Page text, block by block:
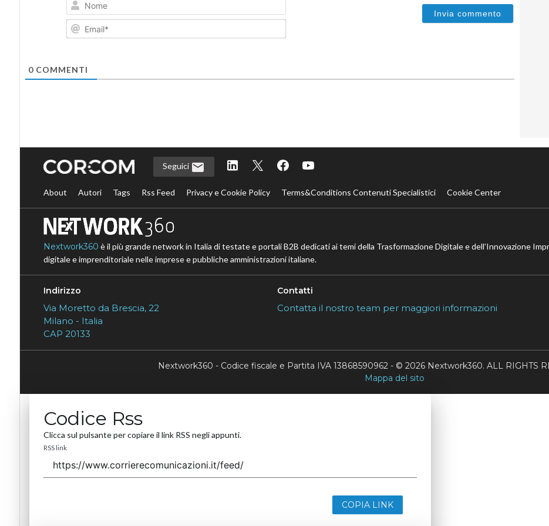
Email*
0COMMENTI
Seguici
About Autori Tags Rss Feed Privacy e Cookie Policy Terms&Conditions Contenuti Specialistici Cookie Center
Nextwork360 è il più grande network in Italia di testate e portali B2B dedicati ai temi della Trasformazione Digitale e dell’Innovazione
digitale e imprenditoriale nelle imprese e pubbliche amministrazioni italiane.
Indirizzo
Via Moretto da Brescia, 22
Milano - Italia
CAP 20133
Contatti
Contatta il nostro team per maggiori informazioni
Nextwork360 - Codice fiscale e Partita IVA 13868590962 - © 2026 Nextwork360. ALL RIGHTS
Mappa del sito
Codice Rss
Clicca sul pulsante per copiare il link RSS negli appunti.
RSS link
COPIA LINK